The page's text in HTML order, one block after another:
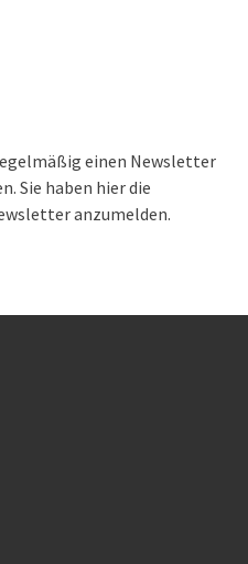
einen Newsletter
Sie haben hier die
anzumelden.